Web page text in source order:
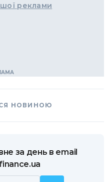
реклами
НОВИНОЮ
за день в email